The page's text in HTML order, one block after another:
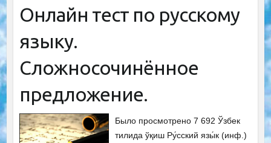
Онлайн тест по русскому
языку.
Сложносочинённое
предложение.
Было просмотрено 7 692 Ўзбек
тилида ўқиш Ру́сский язы́к (инф.)